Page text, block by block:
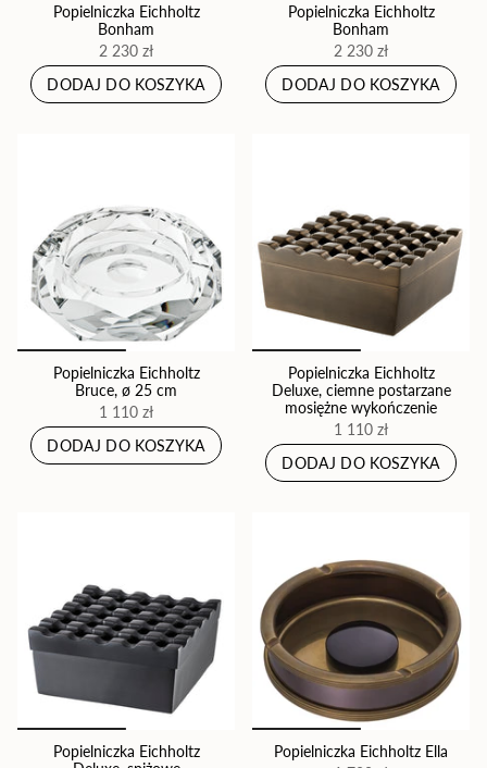
Popielniczka Eichholtz
Bonham
2 230 zł
DODAJ DO KOSZYKA
Popielniczka Eichholtz
Bonham
2 230 zł
DODAJ DO KOSZYKA
Popielniczka Eichholtz
Bruce, ø 25 cm
1 110 zł
DODAJ DO KOSZYKA
Popielniczka Eichholtz
Deluxe, ciemne postarzane
mosiężne wykończenie
1 110 zł
DODAJ DO KOSZYKA
Popielniczka Eichholtz
Popielniczka Eichholtz Ella